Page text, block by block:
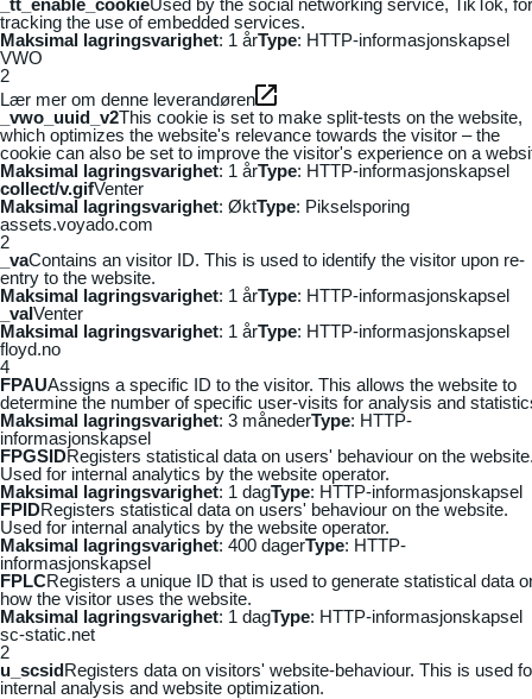
tracking the use of embedded services.
Maksimal lagringsvarighet: 1 årType: HTTP-informasjonskapsel
VWO
2
Lær mer om denne leverandøren
_vwo_uuid_v2This cookie is set to make split-tests on the website,
which optimizes the website's relevance towards the visitor – the
cookie can also be set to improve the visitor's experience on a
Maksimal lagringsvarighet: 1 årType: HTTP-informasjonskapsel
collect/v.gifVenter
Maksimal lagringsvarighet: ØktType: Pikselsporing
assets.voyado.com
2
_vaContains an visitor ID. This is used to identify the visitor upon re-
entry to the website.
Maksimal lagringsvarighet: 1 årType: HTTP-informasjonskapsel
_vaIVenter
Maksimal lagringsvarighet: 1 årType: HTTP-informasjonskapsel
floyd.no
4
FPAUAssigns a specific ID to the visitor. This allows the website to
determine the number of specific user-visits for analysis and
Maksimal lagringsvarighet: 3 månederType: HTTP-
informasjonskapsel
FPGSIDRegisters statistical data on users' behaviour on the
Used for internal analytics by the website operator.
Maksimal lagringsvarighet: 1 dagType: HTTP-informasjonskapsel
FPIDRegisters statistical data on users' behaviour on the website.
Used for internal analytics by the website operator.
Maksimal lagringsvarighet: 400 dagerType: HTTP-
informasjonskapsel
FPLCRegisters a unique ID that is used to generate statistical data
how the visitor uses the website.
Maksimal lagringsvarighet: 1 dagType: HTTP-informasjonskapsel
sc-static.net
2
u_scsidRegisters data on visitors' website-behaviour. This is used
internal analysis and website optimization.